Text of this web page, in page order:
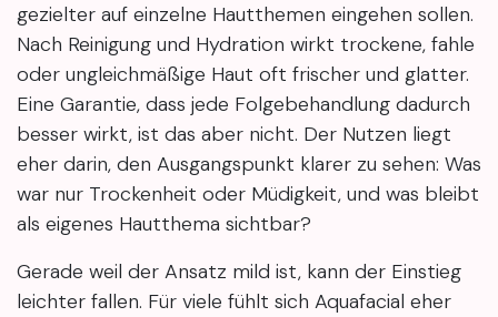
gezielter auf einzelne Hautthemen eingehen sollen.
Nach Reinigung und Hydration wirkt trockene, fahle
oder ungleichmäßige Haut oft frischer und glatter.
Eine Garantie, dass jede Folgebehandlung dadurch
besser wirkt, ist das aber nicht. Der Nutzen liegt
eher darin, den Ausgangspunkt klarer zu sehen: Was
war nur Trockenheit oder Müdigkeit, und was bleibt
als eigenes Hautthema sichtbar?
Gerade weil der Ansatz mild ist, kann der Einstieg
leichter fallen. Für viele fühlt sich Aquafacial eher